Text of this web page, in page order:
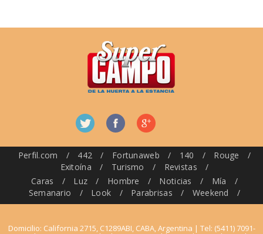
Perfil.com / 442 / Fortunaweb / 140 / Rouge
/
Exitoína
/ Turismo / Revistas
/
Caras
/ Luz / Hombre / Noticias / Mía
/
Semanario
/ Look / Parabrisas / Weekend /
Domicilio: California 2715, C1289ABI, CABA, Argentina | Tel: (5411) 7091-